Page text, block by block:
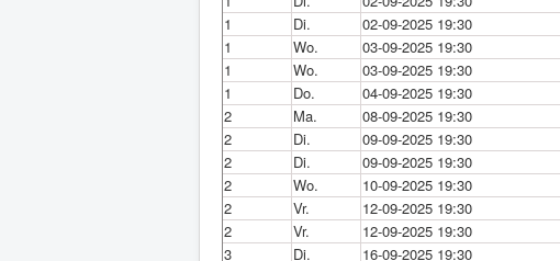
1
Di. 02-09-2025 19:30
1
Wo. 03-09-2025 19:30
1
Wo. 03-09-2025 19:30
1
Do. 04-09-2025 19:30
2
Ma. 08-09-2025 19:30
2
Di. 09-09-2025 19:30
2
Di. 09-09-2025 19:30
2
Wo. 10-09-2025 19:30
2
Vr. 12-09-2025 19:30
2
Vr. 12-09-2025 19:30
3
Di. 16-09-2025 19:30